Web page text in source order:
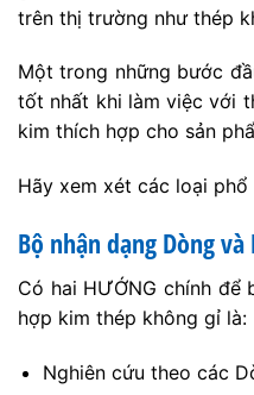
trên thị trường như thép
Một trong những bước
tốt nhất khi làm việc với
kim thích hợp cho sản
Hãy xem xét các loại
Bộ nhận dạng Dòng
Có hai HƯỚNG chính để
hợp kim thép không gỉ là:
Nghiên cứu theo các